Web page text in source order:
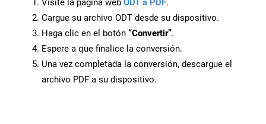
Visite la página web ODT a PDF.
Cargue su archivo ODT desde su dispositivo.
Haga clic en el botón “Convertir”.
Espere a que finalice la conversión.
Una vez completada la conversión, descargue el
archivo PDF a su dispositivo.